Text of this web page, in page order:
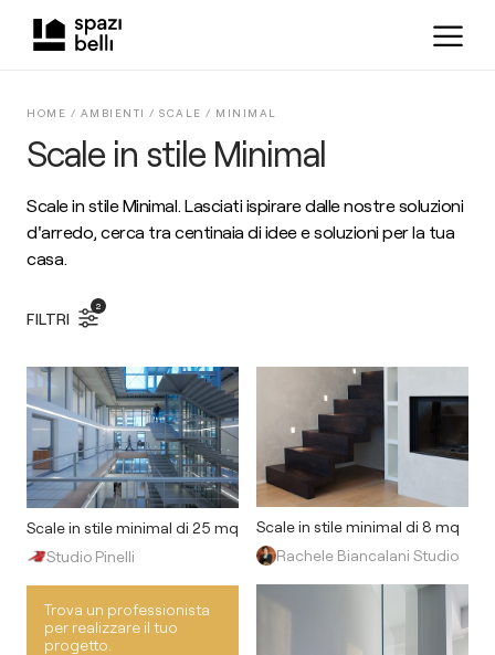
Scale in stile Minimal
HOME / AMBIENTI / SCALE / MINIMAL
Scale in stile Minimal. Lasciati ispirare dalle nostre soluzioni
d'arredo, cerca tra centinaia di idee e soluzioni per la tua
casa.
FILTRI
2
Scale in stile minimal di 25 mq
Studio Pinelli
Trova un professionista
per realizzare il tuo
progetto.
Scale in stile minimal di 8 mq
Rachele Biancalani Studio